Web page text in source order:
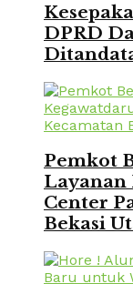
DPRD
Pemkot
Layanan
Center
Bekasi